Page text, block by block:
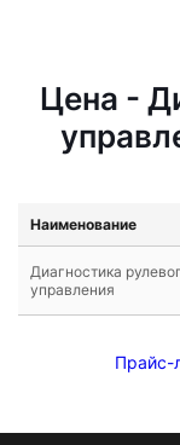
Цена -
Наименование
Диагностика
управления
Прайс-